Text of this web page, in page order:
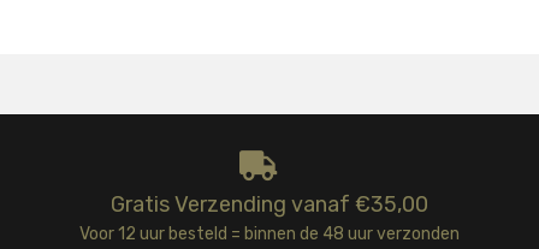
Gratis Verzending vanaf €35,00
Voor 12 uur besteld = binnen de 48 uur verzonden